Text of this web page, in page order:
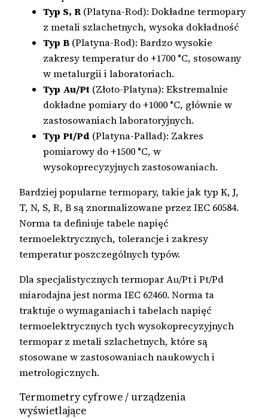
Typ S, R(Platyna-Rod): Dokładne termopary
z metali szlachetnych, wysoka dokładność
Typ B (Platyna-Rod): Bardzo wysokie
zakresy temperatur do +1700 °C, stosowany
w metalurgii i laboratoriach.
Typ Au/Pt (Złoto-Platyna): Ekstremalnie
dokładne pomiary do +1000 °C, głównie w
zastosowaniach laboratoryjnych.
Typ Pt/Pd (Platyna-Pallad): Zakres
pomiarowy do +1500 °C, w
wysokoprecyzyjnych zastosowaniach.
Bardziej popularne termopary, takie jak typ K, J,
T, N, S, R, B są znormalizowane przez IEC 60584.
Norma ta definiuje tabele napięć
termoelektrycznych, tolerancje i zakresy
temperatur poszczególnych typów.
Dla specjalistycznych termopar Au/Pt i Pt/Pd
miarodajna jest norma IEC 62460. Norma ta
traktuje o wymaganiach i tabelach napięć
termoelektrycznych tych wysokoprecyzyjnych
termopar z metali szlachetnych, które są
stosowane w zastosowaniach naukowych i
metrologicznych.
Termometry cyfrowe / urządzenia
wyświetlające